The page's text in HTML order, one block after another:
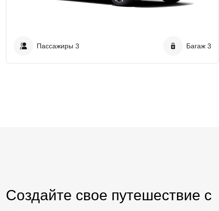
Пассажиры 3 Багаж 3
Создайте свое путешествие с